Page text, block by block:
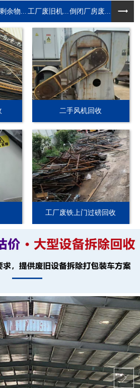
余物... 工厂废旧机... 倒闭厂房废...
二手风机回收
工厂废铁上门过磅回收